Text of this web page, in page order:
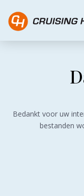
Dank u
Bedankt voor uw
bestanden